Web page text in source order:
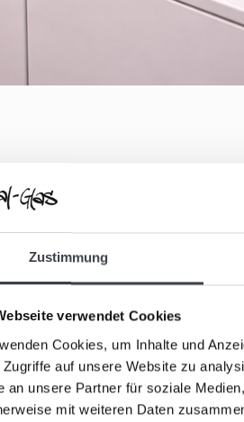
Zustimmung
verwendet Cookies
Cookies, um Inhalte und
Zugriffe auf unsere Website zu
an unsere Partner für soziale
mit weiteren Daten
Moment innehalten, um ihn
klare Kristall fängt das Licht ein und
– warm, zugänglich und zeitlos. Ideal für
cm.